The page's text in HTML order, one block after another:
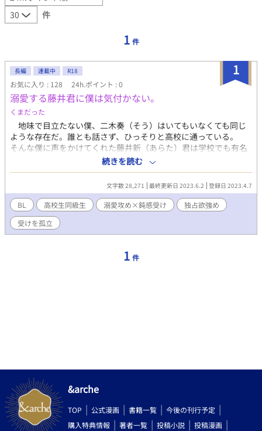
件
1 件
1
長編 連載中 R18
お気に入り : 128 24h.ポイント : 0
溺愛する藤井君に僕は気付かない。
くまだった
地味で目立たない僕、二木奏（そう）はいてもいなくても同じ
ような存在だ。誰とも話さず、ひっそりと高校に通っている。
そんな僕に声をかけてくれた藤井新（あらた）君は学校でも有名
なイケメンだ。 友達ができて僕は嬉しいけど、なんだか藤井君
の様子がおかしくて。 「溺愛する藤井君に僕は気付かない。」
二木君視点。溺愛攻めの藤井君と流され鈍感受けの二木奏君が付
き合うまでのもだもだです。R18と書いてますが最後までしてませ
ん。 その後続くシリーズでは藤井君がどんどんやらかしてくれま
す。 あまあまです 「不器用な二木君が俺は愛おしくて仕方がな
い」 藤井君視点 二人の初めての夜が書かれています。 R18 二木
君が寝ている間の開発やらだいぶ藤井君がやらかしているのはや
続きを読む
文字数 28,271 最終更新日 2023.6.2 登録日 2023.4.7
BL 高校生同級生 溺愛攻め×鈍感受け
独占欲強め
受けを孤立
1 件
&arche
TOP 公式漫画 書籍一覧
今後の刊行予定
購入特典情報
著者一覧 投稿小説 投稿漫画